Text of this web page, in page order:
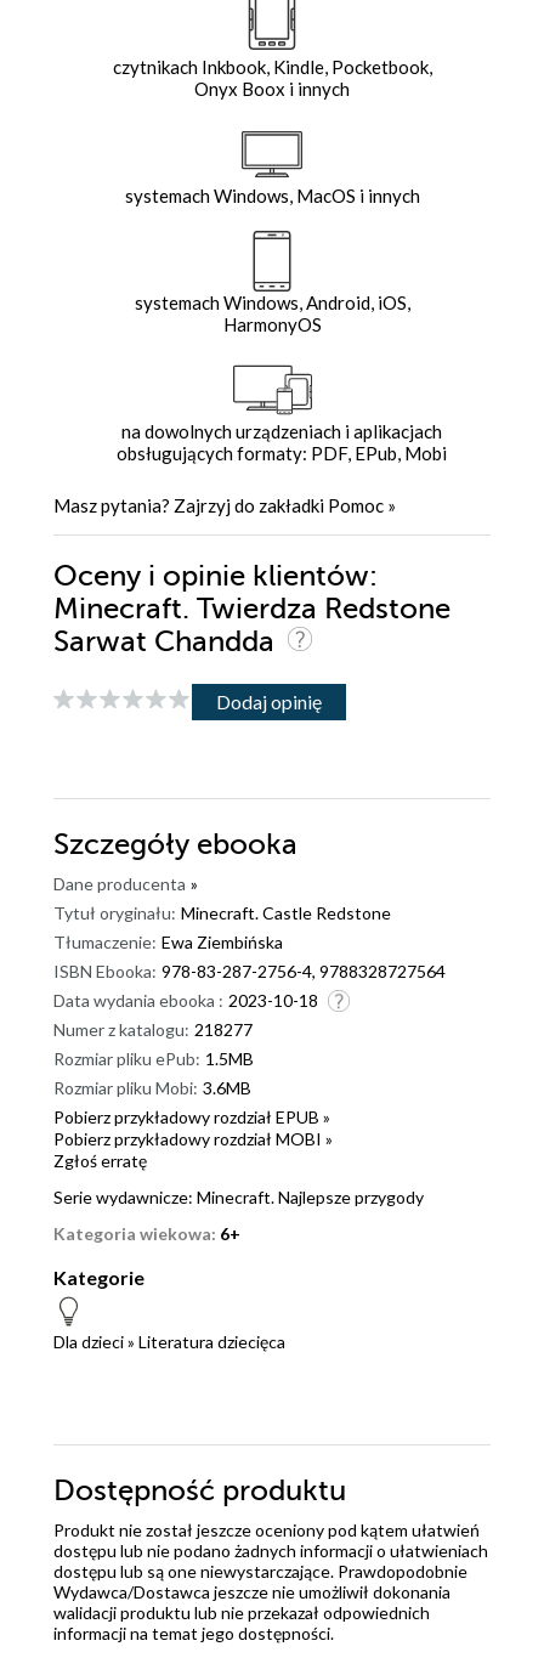
czytnikach Inkbook, Kindle, Pocketbook,
Onyx Boox i innych
systemach Windows, MacOS i innych
systemach Windows, Android, iOS,
HarmonyOS
na dowolnych urządzeniach i aplikacjach
obsługujących formaty: PDF, EPub, Mobi
Masz pytania? Zajrzyj do zakładki Pomoc »
Oceny i opinie klientów:
Minecraft. Twierdza Redstone
Sarwat Chandda
Dodaj opinię
Szczegóły ebooka
Dane producenta »
Tytuł oryginału: Minecraft. Castle Redstone
Tłumaczenie: Ewa Ziembińska
ISBN Ebooka: 978-83-287-2756-4, 9788328727564
Data wydania ebooka : 2023-10-18
Numer z katalogu: 218277
Rozmiar pliku ePub: 1.5MB
Rozmiar pliku Mobi: 3.6MB
Pobierz przykładowy rozdział EPUB »
Pobierz przykładowy rozdział MOBI »
Zgłoś erratę
Serie wydawnicze: Minecraft. Najlepsze przygody
Kategoria wiekowa: 6+
Kategorie
Dla dzieci» Literatura dziecięca
Dostępność produktu
Produkt nie został jeszcze oceniony pod kątem ułatwień
dostępu lub nie podano żadnych informacji o ułatwieniach
dostępu lub są one niewystarczające. Prawdopodobnie
Wydawca/Dostawca jeszcze nie umożliwił dokonania
walidacji produktu lub nie przekazał odpowiednich
informacji na temat jego dostępności.